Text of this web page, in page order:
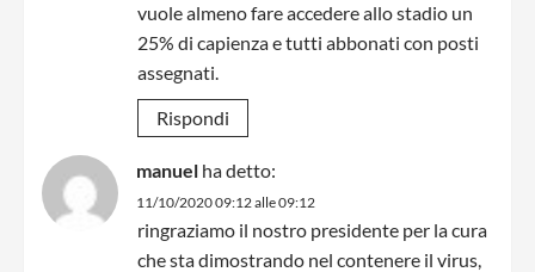
vuole almeno fare accedere allo stadio un
25% di capienza e tutti abbonati con posti
assegnati.
Rispondi
manuel ha detto:
11/10/2020 09:12 alle 09:12
ringraziamo il nostro presidente per la cura
che sta dimostrando nel contenere il virus,